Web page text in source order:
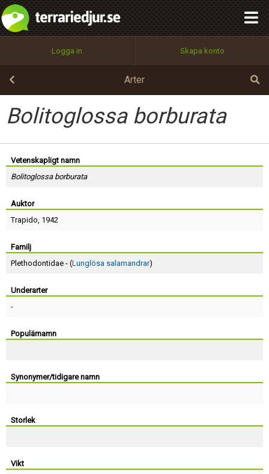
Logga in Skapa konto
Arter
Bolitoglossa borburata
Vetenskapligt namn
Bolitoglossa borburata
Auktor
Trapido, 1942
Familj
Plethodontidae - (Lunglösa salamandrar)
Underarter
-
Populärnamn
Synonymer/tidigare namn
Storlek
Vikt
Utför
100%
OK
integritetspolicy
Namn:
Epost:
Lösenord:
Terms of Service
Skapa konto
Begär nytt lösenord
Tillbaka till förstasidan